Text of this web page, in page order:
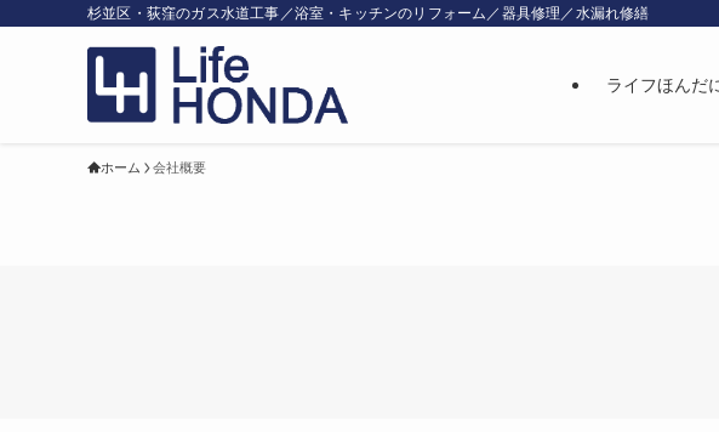
杉並区・荻窪のガス水道工事／浴室・キッチンのリフォーム／器具修理／水漏れ修繕
ライフほんだ
ホーム 会社概要